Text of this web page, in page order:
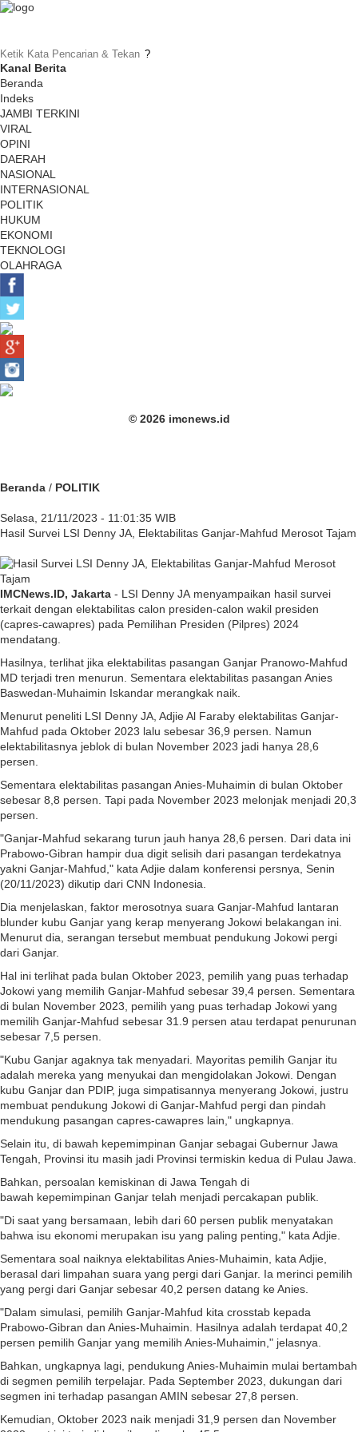
Kanal Berita
Beranda
Indeks
JAMBI TERKINI
VIRAL
OPINI
DAERAH
NASIONAL
INTERNASIONAL
POLITIK
HUKUM
EKONOMI
TEKNOLOGI
OLAHRAGA
© 2026 imcnews.id
Beranda / POLITIK
Selasa, 21/11/2023 - 11:01:35 WIB
Hasil Survei LSI Denny JA, Elektabilitas Ganjar-Mahfud Merosot Tajam
IMCNews.ID, Jakarta - LSI Denny JA menyampaikan hasil survei
terkait dengan elektabilitas calon presiden-calon wakil presiden
(capres-cawapres) pada Pemilihan Presiden (Pilpres) 2024
mendatang.
Hasilnya, terlihat jika elektabilitas pasangan Ganjar Pranowo-Mahfud
MD terjadi tren menurun. Sementara elektabilitas pasangan Anies
Baswedan-Muhaimin Iskandar merangkak naik.
Menurut peneliti LSI Denny JA, Adjie Al Faraby elektabilitas Ganjar-
Mahfud pada Oktober 2023 lalu sebesar 36,9 persen. Namun
elektabilitasnya jeblok di bulan November 2023 jadi hanya 28,6
persen.
Sementara elektabilitas pasangan Anies-Muhaimin di bulan Oktober
sebesar 8,8 persen. Tapi pada November 2023 melonjak menjadi 20,3
persen.
"Ganjar-Mahfud sekarang turun jauh hanya 28,6 persen. Dari data ini
Prabowo-Gibran hampir dua digit selisih dari pasangan terdekatnya
yakni Ganjar-Mahfud," kata Adjie dalam konferensi persnya, Senin
(20/11/2023) dikutip dari CNN Indonesia.
Dia menjelaskan, faktor merosotnya suara Ganjar-Mahfud lantaran
blunder kubu Ganjar yang kerap menyerang Jokowi belakangan ini.
Menurut dia, serangan tersebut membuat pendukung Jokowi pergi
dari Ganjar.
Hal ini terlihat pada bulan Oktober 2023, pemilih yang puas terhadap
Jokowi yang memilih Ganjar-Mahfud sebesar 39,4 persen. Sementara
di bulan November 2023, pemilih yang puas terhadap Jokowi yang
memilih Ganjar-Mahfud sebesar 31.9 persen atau terdapat penurunan
sebesar 7,5 persen.
"Kubu Ganjar agaknya tak menyadari. Mayoritas pemilih Ganjar itu
adalah mereka yang menyukai dan mengidolakan Jokowi. Dengan
kubu Ganjar dan PDIP, juga simpatisannya menyerang Jokowi, justru
membuat pendukung Jokowi di Ganjar-Mahfud pergi dan pindah
mendukung pasangan capres-cawapres lain," ungkapnya.
Selain itu, di bawah kepemimpinan Ganjar sebagai Gubernur Jawa
Tengah, Provinsi itu masih jadi Provinsi termiskin kedua di Pulau Jawa.
Bahkan, persoalan kemiskinan di Jawa Tengah di
bawah kepemimpinan Ganjar telah menjadi percakapan publik.
"Di saat yang bersamaan, lebih dari 60 persen publik menyatakan
bahwa isu ekonomi merupakan isu yang paling penting," kata Adjie.
Sementara soal naiknya elektabilitas Anies-Muhaimin, kata Adjie,
berasal dari limpahan suara yang pergi dari Ganjar. Ia merinci pemilih
yang pergi dari Ganjar sebesar 40,2 persen datang ke Anies.
"Dalam simulasi, pemilih Ganjar-Mahfud kita crosstab kepada
Prabowo-Gibran dan Anies-Muhaimin. Hasilnya adalah terdapat 40,2
persen pemilih Ganjar yang memilih Anies-Muhaimin," jelasnya.
Bahkan, ungkapnya lagi, pendukung Anies-Muhaimin mulai bertambah
di segmen pemilih terpelajar. Pada September 2023, dukungan dari
segmen ini terhadap pasangan AMIN sebesar 27,8 persen.
Kemudian, Oktober 2023 naik menjadi 31,9 persen dan November